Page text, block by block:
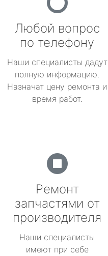
Любой вопрос
по телефону
Наши специалисты дадут
полную информацию.
Назначат цену ремонта и
время работ.
Ремонт
запчастями от
производителя
Наши специалисты
имеют при себе